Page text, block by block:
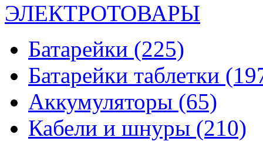
ЭЛЕКТРОТОВАРЫ
Батарейки (225)
Батарейки таблетки
Аккумуляторы (65)
Кабели и шнуры (210)